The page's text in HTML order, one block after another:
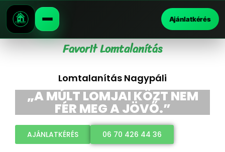
Ajánlatkérés
Favorit Lomtalanítás
Lomtalanítás Nagypáli
„A MÚLT LOMJAI KÖZT NEM
FÉR MEG A JÖVŐ.”
AJÁNLATKÉRÉS 06 70 426 44 36